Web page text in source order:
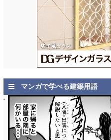
マンガで学べる建築用語